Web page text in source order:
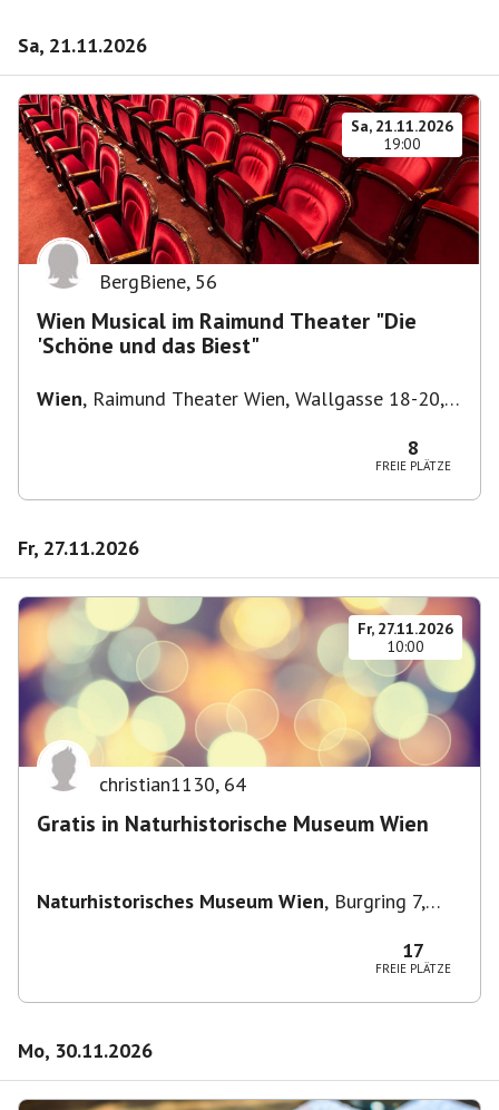
Sa, 21.11.2026
Sa, 21.11.2026
19:00
BergBiene, 56
Wien Musical im Raimund Theater "Die
'Schöne und das Biest"
Wien, Raimund Theater Wien, Wallgasse 18-20,
8
FREIE PLÄTZE
Fr, 27.11.2026
Fr, 27.11.2026
10:00
christian1130, 64
Gratis in Naturhistorische Museum Wien
Naturhistorisches Museum Wien, Burgring 7,
17
FREIE PLÄTZE
Mo, 30.11.2026